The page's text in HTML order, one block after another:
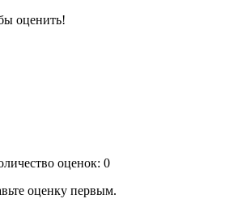
оценить!
оценок: 0
оценку первым.